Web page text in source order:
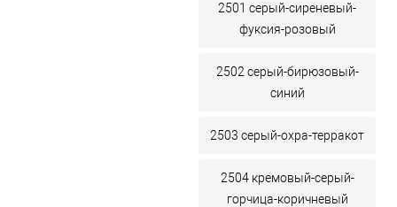
2501 серый-сиреневый-
фуксия-розовый
2502 серый-бирюзовый-
синий
2503 серый-охра-терракот
2504 кремовый-серый-
горчица-коричневый